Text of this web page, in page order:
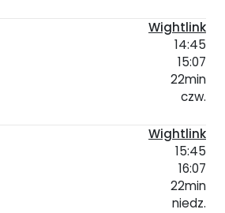
Wightlink
14:45
15:07
22min
czw.
Wightlink
15:45
16:07
22min
niedz.